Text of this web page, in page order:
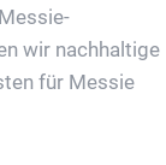
wir nachhaltige
für Messie